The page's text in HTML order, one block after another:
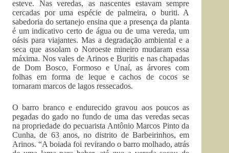
esteve. Nas veredas, as nascentes estavam sempre
cercadas por uma espécie de palmeira, o buriti. A
sabedoria do sertanejo ensina que a presença da planta
é um indicativo certo de água ou de uma vereda, um
oásis para viajantes. Mas a degradação ambiental e a
seca que assolam o Noroeste mineiro mudaram essa
máxima. Nos vales de Arinos e Buritis e nas chapadas
de Dom Bosco, Formoso e Unaí, as árvores com
folhas em forma de leque e cachos de cocos se
tornaram marcos de lagos ressecados.
O barro branco e endurecido gravou aos poucos as
pegadas do gado no fundo de uma das veredas secas
na propriedade do pecuarista Antônio Marcos Pinto da
Cunha, de 63 anos, no distrito de Barbeirinhos, em
Arinos. “A boiada foi revirando o barro molhado, atrás